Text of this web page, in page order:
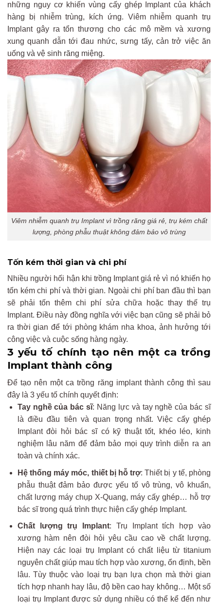
những nguy cơ khiến vùng cấy ghép Implant của khách
hàng bị nhiễm trùng, kích ứng. Viêm nhiễm quanh trụ
Implant gây ra tổn thương cho các mô mềm và xương
xung quanh dẫn tới đau nhức, sưng tấy, cản trở việc ăn
uống và vệ sinh răng miệng.
Viêm nhiễm quanh trụ Implant vì trồng răng giá rẻ, trụ kém chất
lượng, phòng phẫu thuật không đảm bảo vô trùng
Tốn kém thời gian và chi phí
Nhiều người hối hận khi trồng Implant giá rẻ vì nó khiến họ
tốn kém chi phí và thời gian. Ngoài chi phí ban đầu thì bạn
sẽ phải tốn thêm chi phí sửa chữa hoặc thay thế trụ
Implant. Điều này đồng nghĩa với việc bạn cũng sẽ phải bỏ
ra thời gian để tới phòng khám nha khoa, ảnh hưởng tới
công việc và cuộc sống hàng ngày.
3 yếu tố chính tạo nên một ca trồng
Implant thành công
Để tạo nên một ca trồng răng implant thành công thì sau
đây là 3 yếu tố chính quyết định:
Tay nghề của bác sĩ: Năng lực và tay nghề của bác sĩ
là điều đầu tiên và quan trọng nhất. Việc cấy ghép
Implant đòi hỏi bác sĩ có kỹ thuật tốt, khéo léo, kinh
nghiệm lâu năm để đảm bảo mọi quy trình diễn ra an
toàn và chính xác.
Hệ thống máy móc, thiết bị hỗ trợ: Thiết bị y tế, phòng
phẫu thuật đảm bảo được yếu tố vô trùng, vô khuẩn,
chất lượng máy chụp X-Quang, máy cấy ghép… hỗ trợ
bác sĩ trong quá trình thực hiện cấy ghép Implant.
Chất lượng trụ Implant: Trụ Implant tích hợp vào
xương hàm nên đòi hỏi yêu cầu cao về chất lượng.
Hiện nay các loại trụ Implant có chất liệu từ titanium
nguyên chất giúp mau tích hợp vào xương, ổn định, bền
lâu. Tùy thuộc vào loại trụ bạn lựa chọn mà thời gian
tích hợp nhanh hay lâu, độ bền cao hay không… Một số
loại trụ Implant được sử dụng nhiều có thể kể đến như